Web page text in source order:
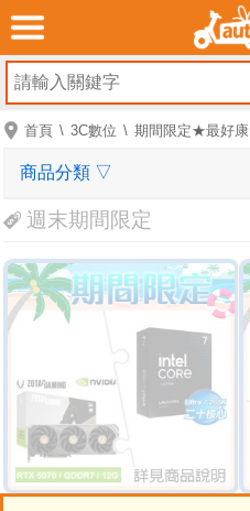
首頁 3C數位 期間限定★最好康
週末期間限定
商品分類 ▽